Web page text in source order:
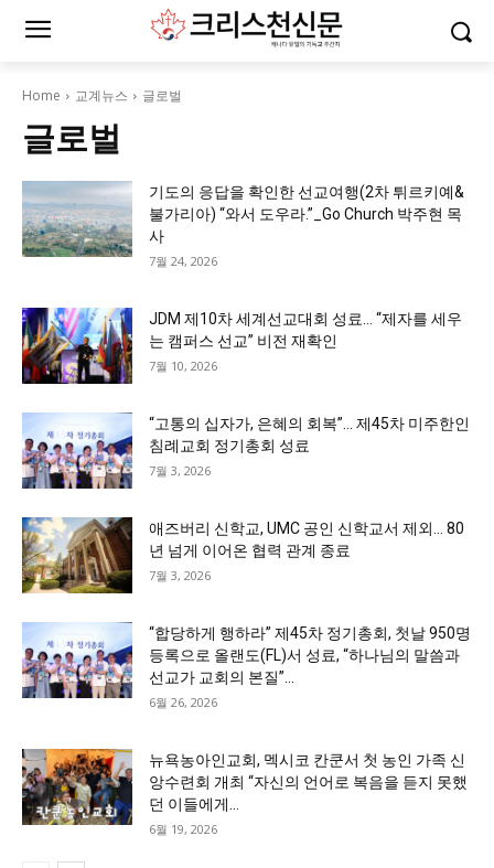
Home 교계뉴스 글로벌
글로벌
기도의 응답을 확인한 선교여행(2차 튀르키예&
불가리아) “와서 도우라.”_Go Church 박주현 목
사
7월 24, 2026
JDM 제10차 세계선교대회 성료… “제자를 세우
는 캠퍼스 선교” 비전 재확인
7월 10, 2026
“고통의 십자가, 은혜의 회복”… 제45차 미주한인
침례교회 정기총회 성료
7월 3, 2026
애즈버리 신학교, UMC 공인 신학교서 제외… 80
년 넘게 이어온 협력 관계 종료
7월 3, 2026
“합당하게 행하라” 제45차 정기총회, 첫날 950명
등록으로 올랜도(FL)서 성료, “하나님의 말씀과
선교가 교회의 본질”...
6월 26, 2026
뉴욕농아인교회, 멕시코 칸쿤서 첫 농인 가족 신
앙수련회 개최 “자신의 언어로 복음을 듣지 못했
던 이들에게...
6월 19, 2026